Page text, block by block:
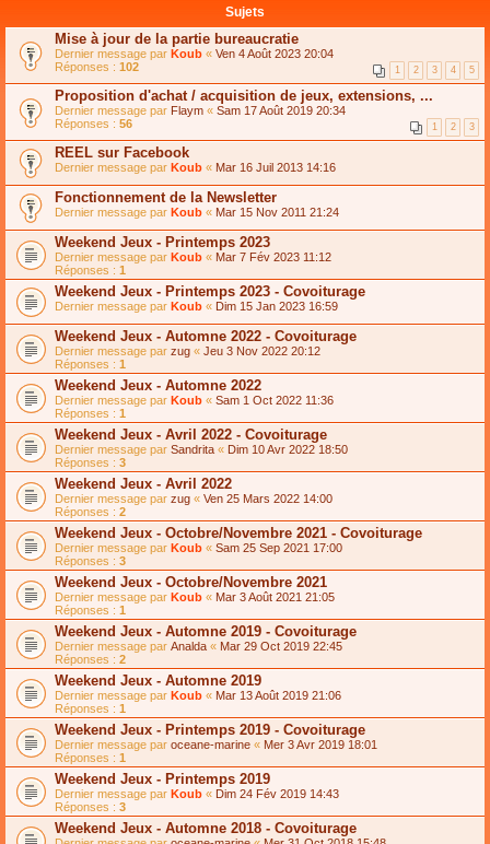
Sujets
Mise à jour de la partie bureaucratie
Dernier message par Koub « Ven 4 Août 2023 20:04
Réponses : 102 1 2 3 4 5
Proposition d'achat / acquisition de jeux, extensions, ...
Dernier message par Flaym « Sam 17 Août 2019 20:34
Réponses : 56 1 2 3
REEL sur Facebook
Dernier message par Koub « Mar 16 Juil 2013 14:16
Fonctionnement de la Newsletter
Dernier message par Koub « Mar 15 Nov 2011 21:24
Weekend Jeux - Printemps 2023
Dernier message par Koub « Mar 7 Fév 2023 11:12
Réponses : 1
Weekend Jeux - Printemps 2023 - Covoiturage
Dernier message par Koub « Dim 15 Jan 2023 16:59
Weekend Jeux - Automne 2022 - Covoiturage
Dernier message par zug « Jeu 3 Nov 2022 20:12
Réponses : 1
Weekend Jeux - Automne 2022
Dernier message par Koub « Sam 1 Oct 2022 11:36
Réponses : 1
Weekend Jeux - Avril 2022 - Covoiturage
Dernier message par Sandrita « Dim 10 Avr 2022 18:50
Réponses : 3
Weekend Jeux - Avril 2022
Dernier message par zug « Ven 25 Mars 2022 14:00
Réponses : 2
Weekend Jeux - Octobre/Novembre 2021 - Covoiturage
Dernier message par Koub « Sam 25 Sep 2021 17:00
Réponses : 3
Weekend Jeux - Octobre/Novembre 2021
Dernier message par Koub « Mar 3 Août 2021 21:05
Réponses : 1
Weekend Jeux - Automne 2019 - Covoiturage
Dernier message par Analda « Mar 29 Oct 2019 22:45
Réponses : 2
Weekend Jeux - Automne 2019
Dernier message par Koub « Mar 13 Août 2019 21:06
Réponses : 1
Weekend Jeux - Printemps 2019 - Covoiturage
Dernier message par oceane-marine « Mer 3 Avr 2019 18:01
Réponses : 1
Weekend Jeux - Printemps 2019
Dernier message par Koub « Dim 24 Fév 2019 14:43
Réponses : 3
Weekend Jeux - Automne 2018 - Covoiturage